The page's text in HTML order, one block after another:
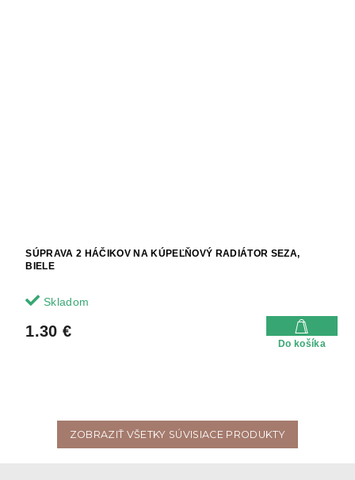
SÚPRAVA 2 HÁČIKOV NA KÚPEĽŇOVÝ RADIÁTOR SEZA,
BIELE
Skladom
1.30 €
Do košíka
ZOBRAZIŤ VŠETKY SÚVISIACE PRODUKTY